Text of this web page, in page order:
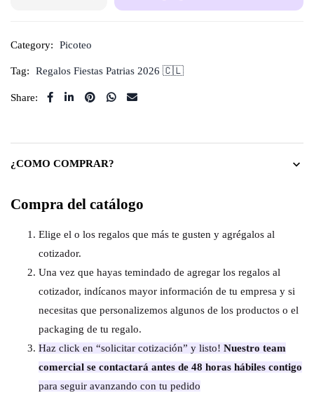
Category: Picoteo
Tag: Regalos Fiestas Patrias 2026 🇨🇱
Share:
¿COMO COMPRAR?
Compra del catálogo
Elige el o los regalos que más te gusten y agrégalos al
cotizador.
Una vez que hayas temindado de agregar los regalos al
cotizador, indícanos mayor información de tu empresa y si
necesitas que personalizemos algunos de los productos o el
packaging de tu regalo.
Haz click en “solicitar cotización” y listo! Nuestro team
comercial se contactará antes de 48 horas hábiles contigo
para seguir avanzando con tu pedido